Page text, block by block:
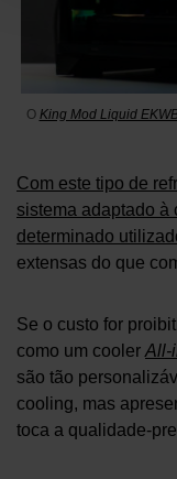
O King Mod Liquid
Com este tipo de
sistema adaptado à
determinado
extensas do que
Se o custo for
como um cooler All-
são tão
cooling, mas
toca a qualidade-